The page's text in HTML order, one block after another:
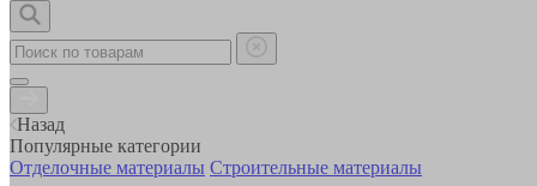
Назад
Популярные категории
Отделочные материалы Строительные материалы